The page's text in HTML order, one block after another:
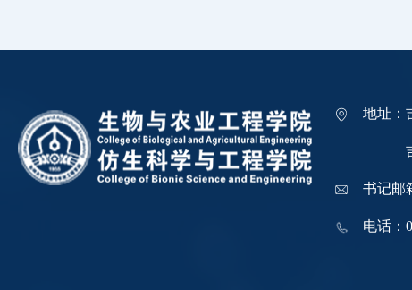
地址：
吉林
书记邮
电话：